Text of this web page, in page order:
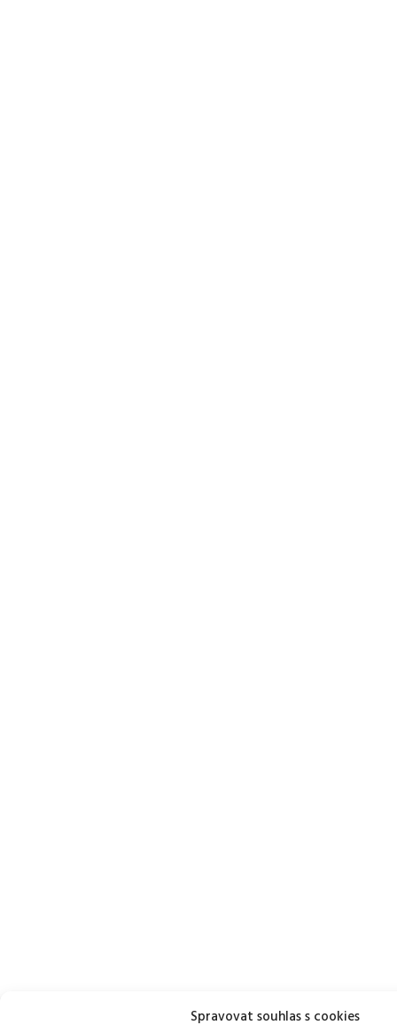
Spravovat souhlas s cookies